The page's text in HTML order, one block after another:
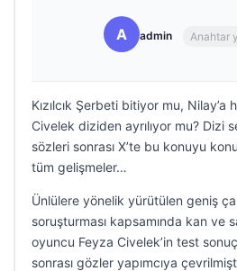
A admin Anahtar
Kızılcık Şerbeti bitiyor mu, Nilay’a
Civelek diziden ayrılıyor mu? Dizi
sözleri sonrası X’te bu konuyu
tüm gelişmeler…
Ünlülere yönelik yürütülen geniş
soruşturması kapsamında kan ve
oyuncu Feyza Civelek’in test
sonrası gözler yapımcıya